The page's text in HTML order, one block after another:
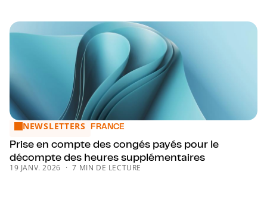
Prise en compte des congés payés pour le décompte des
NEWSLETTERS FRANCE
Prise en compte des congés payés pour le
décompte des heures supplémentaires
19 JANV. 2026 7 MIN DE LECTURE